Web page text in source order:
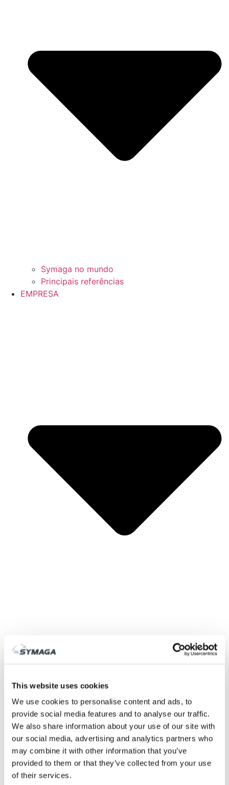
This website uses cookies
We use cookies to personalise content and ads, to
provide social media features and to analyse our traffic.
We also share information about your use of our site with
our social media, advertising and analytics partners who
may combine it with other information that you’ve
provided to them or that they’ve collected from your use
of their services.
Symaga no mundo
Principais referências
EMPRESA
Fábrica
Feiras e eventos
Trabalhe connosco
Certificados e políticas
DESCARGAS
ÁREA CLIENTE